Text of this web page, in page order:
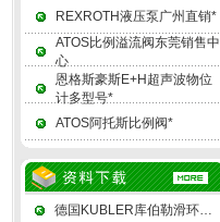
REXROTH液压泵广州直销*
ATOS比例溢流阀东莞销售中
心
恩格斯豪斯E+H超声波物位
计多型号*
ATOS阿托斯比例阀*
德国KUBLER库伯勒滑环由上、下两组电刷和一个差动转接盘组成